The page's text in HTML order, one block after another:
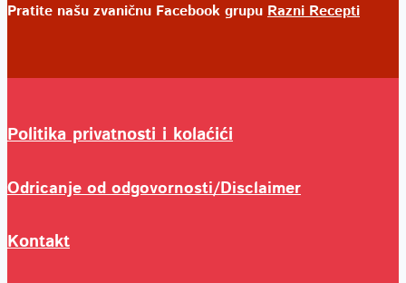
Pratite našu zvaničnu Facebook grupu Razni Recepti
Politika privatnosti i kolaćići
Odricanje od odgovornosti/Disclaimer
Kontakt